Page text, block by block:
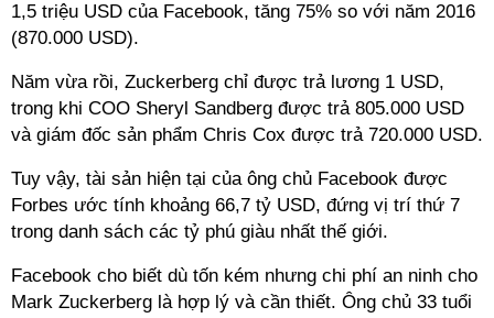
1,5 triệu USD của Facebook, tăng 75% so với năm 2016
(870.000 USD).
Năm vừa rồi, Zuckerberg chỉ được trả lương 1 USD,
trong khi COO Sheryl Sandberg được trả 805.000 USD
và giám đốc sản phẩm Chris Cox được trả 720.000 USD.
Tuy vậy, tài sản hiện tại của ông chủ Facebook được
Forbes ước tính khoảng 66,7 tỷ USD, đứng vị trí thứ 7
trong danh sách các tỷ phú giàu nhất thế giới.
Facebook cho biết dù tốn kém nhưng chi phí an ninh cho
Mark Zuckerberg là hợp lý và cần thiết. Ông chủ 33 tuổi